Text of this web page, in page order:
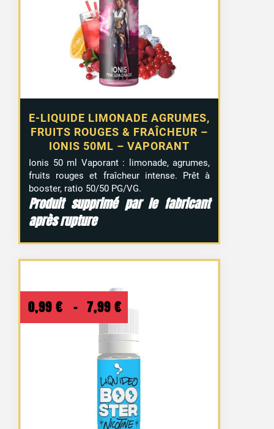
E-LIQUIDE LIMONADE AGRUMES,
FRUITS ROUGES & FRAÎCHEUR –
IONIS 50ML – VAPORANT
était :
12,90 €.7,99 €.
Ionis 50 ml Vaporant : limonade, agrumes,
fruits rouges et fraîcheur intense. Prêt à
booster, ratio 50/50 PG/VG.
Produit supprimé par le fabricant
après rupture
0,99 € – 7,99 € Plage
de
prix :
0,99 €
à
7,99 €